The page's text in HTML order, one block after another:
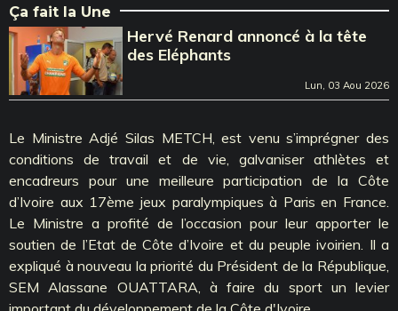
Ça fait la Une
Hervé Renard annoncé à la tête
des Eléphants
Lun, 03 Aou 2026
Le Ministre Adjé Silas METCH, est venu s’imprégner des
conditions de travail et de vie, galvaniser athlètes et
encadreurs pour une meilleure participation de la Côte
d’Ivoire aux 17ème jeux paralympiques à Paris en France.
Le Ministre a profité de l’occasion pour leur apporter le
soutien de l’Etat de Côte d’Ivoire et du peuple ivoirien. Il a
expliqué à nouveau la priorité du Président de la République,
SEM Alassane OUATTARA, à faire du sport un levier